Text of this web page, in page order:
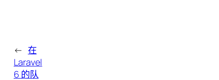
← 在
Laravel
6 的队